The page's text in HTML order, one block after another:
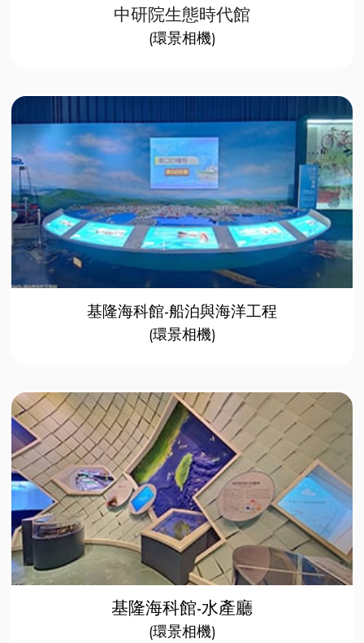
中研院生態時代館
(環景相機)
基隆海科館-船泊與海洋工程
(環景相機)
基隆海科館-水產廳
(環景相機)